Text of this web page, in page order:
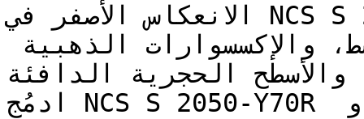
الانعكاس الأصفر في NCS S 2050-Y70R يجعله يتكامل
والأسطح الحجرية الدافئة.
ادمُج NCS S 2050-Y70R مع الأخضر الغابي العميق أو